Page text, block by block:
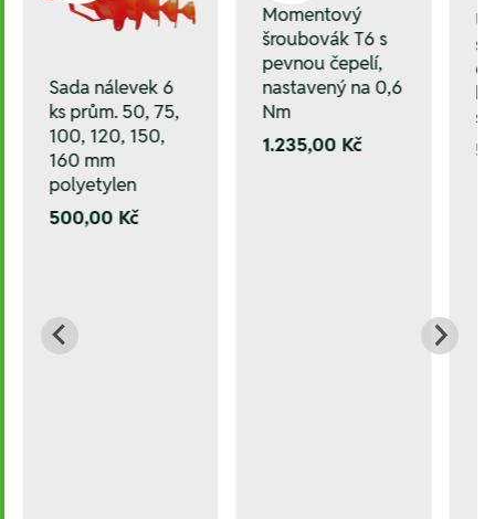
Sada nálevek 6
ks prům. 50, 75,
100, 120, 150,
160 mm
polyetylen
500,00 Kč
Momentový
šroubovák T6 s
pevnou čepelí,
nastavený na 0,6
Nm
1.235,00 Kč
s
s